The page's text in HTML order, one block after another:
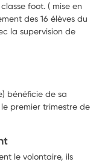
foot. ( mise en
des 16 élèves du
la supervision de
catégories.
journée
de nos
bénéficie de sa
premier trimestre de
le volontaire, ils